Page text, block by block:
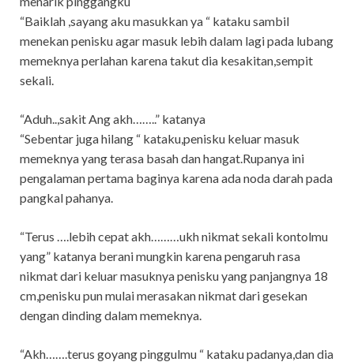
“Baiklah ,sayang aku masukkan ya “ kataku sambil
menekan penisku agar masuk lebih dalam lagi pada lubang
memeknya perlahan karena takut dia kesakitan,sempit
sekali.
“Aduh..,sakit Ang akh……..” katanya
“Sebentar juga hilang “ kataku,penisku keluar masuk
memeknya yang terasa basah dan hangat.Rupanya ini
pengalaman pertama baginya karena ada noda darah pada
pangkal pahanya.
“Terus ….lebih cepat akh………ukh nikmat sekali kontolmu
yang” katanya berani mungkin karena pengaruh rasa
nikmat dari keluar masuknya penisku yang panjangnya 18
cm,penisku pun mulai merasakan nikmat dari gesekan
dengan dinding dalam memeknya.
“Akh…….terus goyang pinggulmu “ kataku padanya,dan dia